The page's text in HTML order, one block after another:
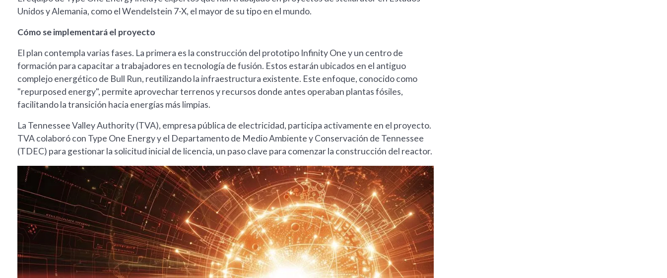
Unidos y Alemania, como el Wendelstein 7-X, el mayor de su tipo en el mundo.
Cómo se implementará el proyecto
El plan contempla varias fases. La primera es la construcción del prototipo Infinity One y un centro de
formación para capacitar a trabajadores en tecnología de fusión. Estos estarán ubicados en el antiguo
complejo energético de Bull Run, reutilizando la infraestructura existente. Este enfoque, conocido como
"repurposed energy", permite aprovechar terrenos y recursos donde antes operaban plantas fósiles,
facilitando la transición hacia energías más limpias.
La Tennessee Valley Authority (TVA), empresa pública de electricidad, participa activamente en el proyecto.
TVA colaboró con Type One Energy y el Departamento de Medio Ambiente y Conservación de Tennessee
(TDEC) para gestionar la solicitud inicial de licencia, un paso clave para comenzar la construcción del reactor.